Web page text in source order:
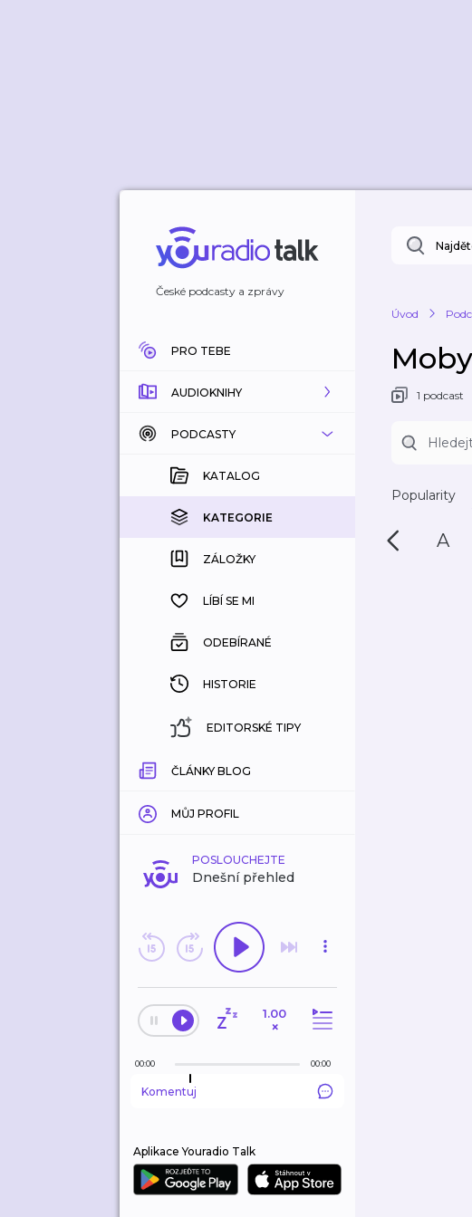
České podcasty a zprávy
PRO TEBE
AUDIOKNIHY
KATALOG
KOUPENÉ
KATEGORIE
ZÁLOŽKY
HISTORIE
PODCASTY
KATALOG
KATEGORIE
ZÁLOŽKY
LÍBÍ SE MI
ODEBÍRANÉ
HISTORIE
EDITORSKÉ TIPY
ČLÁNKY BLOG
MŮJ PROFIL
POSLOUCHEJTE
Dnešní přehled
1.00
×
00:00 00:00
Komentuj
Aplikace Youradio Talk
Úvod
1 podcast
Popularity
A